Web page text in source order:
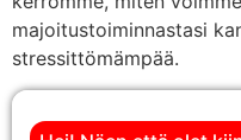
majoitustoiminnastasi
stressittömämpää.